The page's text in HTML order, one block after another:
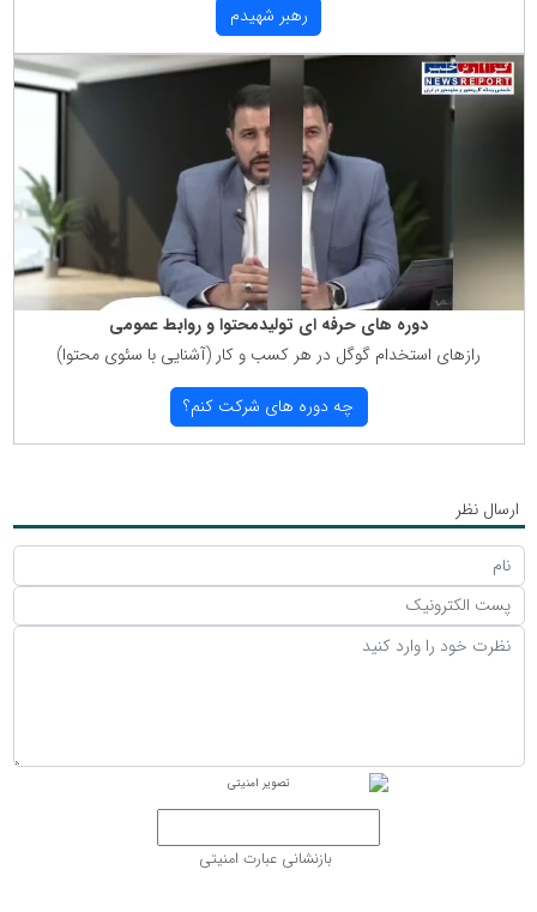
رهبر شهیدم
دوره های حرفه ای تولیدمحتوا و روابط عمومی
رازهای استخدام گوگل در هر كسب و كار (آشنایی با سئوی محتوا)
چه دوره های شركت كنم؟
ارسال نظر
بازنشانی عبارت امنیتی